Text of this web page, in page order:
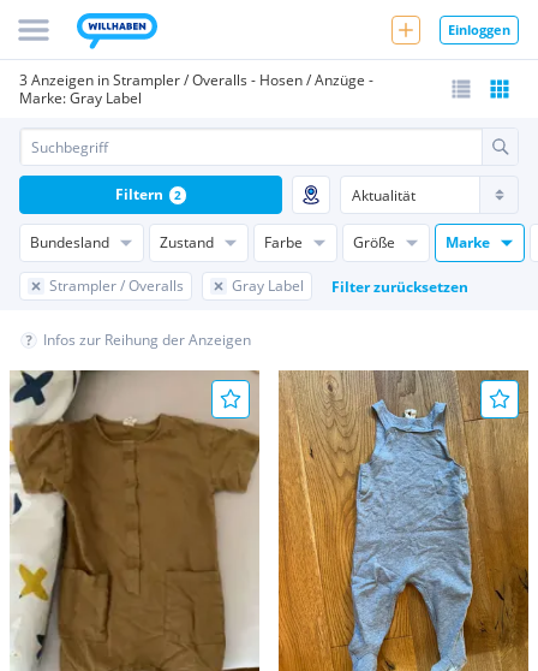
Einloggen
3 Anzeigen in Strampler / Overalls - Hosen / Anzüge -
Marke: Gray Label
Bundesland Zustand Farbe Größe Marke
Strampler / Overalls Gray Label Filter zurücksetzen
Filtern 2
Infos zur Reihung der Anzeigen